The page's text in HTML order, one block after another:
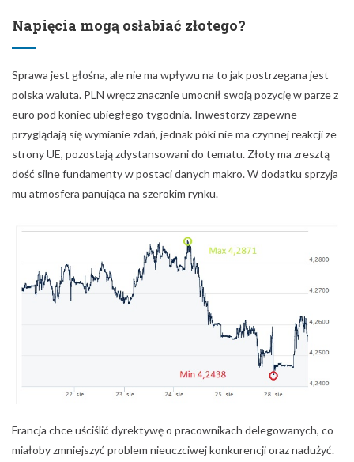
Napięcia mogą osłabiać złotego?
Sprawa jest głośna, ale nie ma wpływu na to jak postrzegana jest
polska waluta. PLN wręcz znacznie umocnił swoją pozycję w parze z
euro pod koniec ubiegłego tygodnia. Inwestorzy zapewne
przyglądają się wymianie zdań, jednak póki nie ma czynnej reakcji ze
strony UE, pozostają zdystansowani do tematu. Złoty ma zresztą
dość silne fundamenty w postaci danych makro. W dodatku sprzyja
mu atmosfera panująca na szerokim rynku.
Francja chce uściślić dyrektywę o pracownikach delegowanych, co
miałoby zmniejszyć problem nieuczciwej konkurencji oraz nadużyć.